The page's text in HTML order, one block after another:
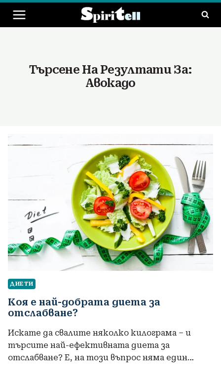
Към
съдържанието
Търсене На Резултати За:
Авокадо
ДИЕТИ
Коя е най-добрата диета за
отслабване?
Искате да свалите няколко килограма – и
търсите най-ефективната диета за
отслабване? Е, на този въпрос няма един…